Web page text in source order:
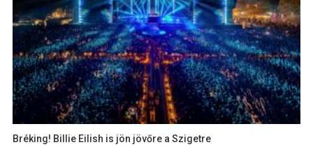
Bréking! Billie Eilish is jön jövőre a Szigetre